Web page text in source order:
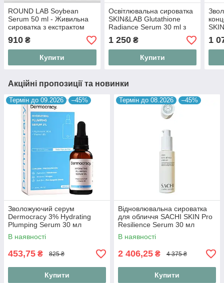
ROUND LAB Soybean
Serum 50 ml - Живильна
сироватка з екстрактом
чорних соєвих бобів
910 ₴
Купити
Освітлювальна сироватка
SKIN&LAB Glutathione
Radiance Serum 30 ml з
глутатіоном
1 250₴
Купити
1
Акційні пропозиції та новинки
Термін до 09.2026 –45%
Зволожуючий серум
Dermocracy 3% Hydrating
Plumping Serum 30 мл
В наявності
453,75 ₴ 825 ₴
Купити
Термін до 08.2026 –45%
Відновлювальна сироватка
для обличчя SACHI SKIN Pro
Resilience Serum 30 мл
В наявності
2 406,25 ₴ 4 375 ₴
Купити